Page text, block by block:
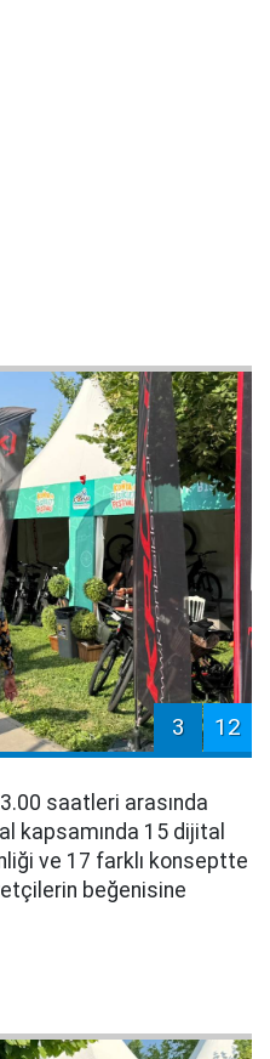
3 12
saatleri arasında
kapsamında 15 dijital
ve 17 farklı konseptte
beğenisine